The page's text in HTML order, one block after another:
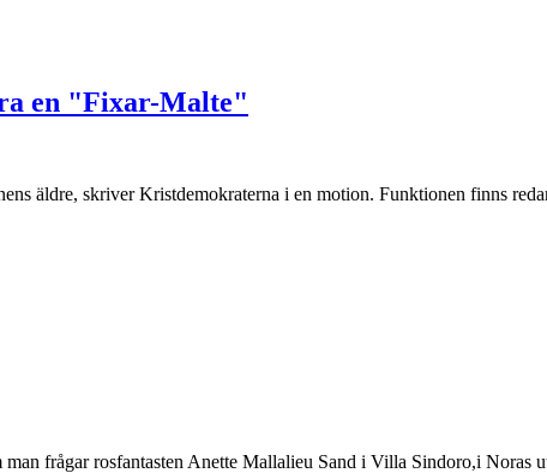
en "Fixar-Malte"
äldre, skriver Kristdemokraterna i en motion. Funktionen finns
frågar rosfantasten Anette Mallalieu Sand i Villa Sindoro,i Noras